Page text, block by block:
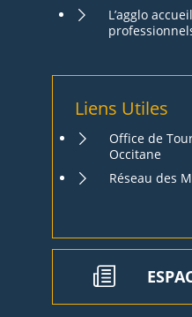
L’agglo
Liens Utiles
Office de
Occitane
Réseau des